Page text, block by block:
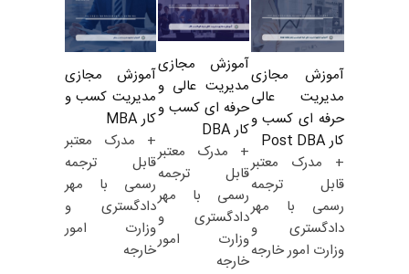
آموزش مجازی
مدیریت عالی
حرفه ای کسب و
کار Post DBA
+ مدرک معتبر
قابل ترجمه
رسمی با مهر
دادگستری و
وزارت امور خارجه
آموزش مجازی
مدیریت عالی و
حرفه ای کسب و
کار DBA
+ مدرک معتبر
قابل ترجمه
رسمی با مهر
دادگستری و
وزارت امور
خارجه
آموزش مجازی
مدیریت کسب و
کار MBA
+ مدرک معتبر
قابل ترجمه
رسمی با مهر
دادگستری و
وزارت امور
خارجه